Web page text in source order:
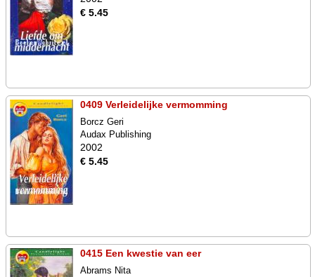
€ 5.45
0409 Verleidelijke vermomming
Borcz Geri
Audax Publishing
2002
€ 5.45
0415 Een kwestie van eer
Abrams Nita